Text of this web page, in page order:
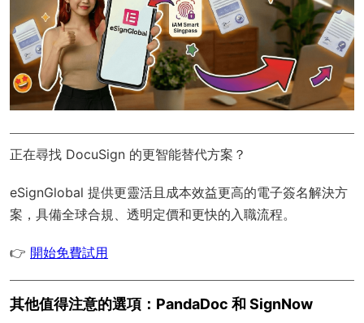
正在尋找 DocuSign 的更智能替代方案？
eSignGlobal 提供更靈活且成本效益更高的電子簽名解決方
案，具備全球合規 、透明定價和更快的入職流程。
👉 開始免費試用
其他值得注意的選項：PandaDoc 和 SignNow